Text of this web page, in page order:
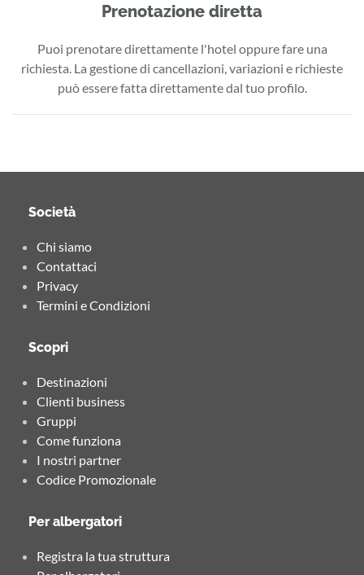
Prenotazione diretta
Puoi prenotare direttamente l'hotel oppure fare una
richiesta. La gestione di cancellazioni, variazioni e richieste
può essere fatta direttamente dal tuo profilo.
Società
Chi siamo
Contattaci
Privacy
Termini e Condizioni
Scopri
Destinazioni
Clienti business
Gruppi
Come funziona
I nostri partner
Codice Promozionale
Per albergatori
Registra la tua struttura